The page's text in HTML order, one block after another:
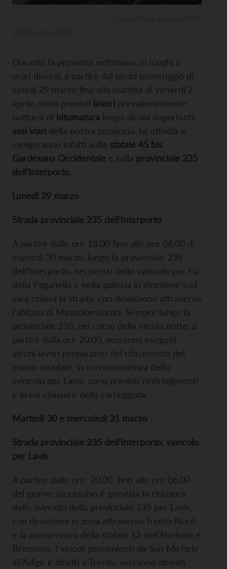
Durante la prossima settimana, in luoghi e
orari diversi, a partire dal tardo pomeriggio di
lunedì 29 marzo fino alla mattina di venerdì 2
aprile, sono previsti lavori prevalentemente
notturni di bitumatura lungo alcuni importanti
assi viari della nostra provincia. Le attività si
svolgeranno infatti sulla statale 45 bis
Gardesana Occidentale e sulla provinciale 235
dell’Interporto.
Lunedì 29 marzo
Strada provinciale 235 dell’Interporto
A partire dalle ore 18.00 fino alle ore 06.00 di
martedì 30 marzo, lungo la provinciale 235
dell’Interporto, nei pressi dello svincolo per Fai
della Paganella e nella galleria in direzione sud
sarà chiusa la strada, con deviazione attraverso
l’abitato di Mezzolombardo. Sempre lungo la
provinciale 235, nel corso della stessa notte, a
partire dalla ore 20.00, verranno eseguiti
alcuni lavori preparatori del rifacimento del
manto stradale, in corrispondenza dello
svincolo per Lavis: sono previsti restringimenti
e brevi chiusure della carreggiata.
Martedì 30 e mercoledì 31 marzo
Strada provinciale 235 dell’Interporto, svincolo
per Lavis
A partire dalle ore 20.00 fino alle ore 06.00
del giorno successivo è prevista la chiusura
dello svincolo della provinciale 235 per Lavis,
con deviazioni in zona attraverso Trento Nord
e la percorrenza della statale 12 dell’Abetone e
Brennero. I veicoli provenienti da San Michele
all’Adige e diretti a Trento, verranno deviati